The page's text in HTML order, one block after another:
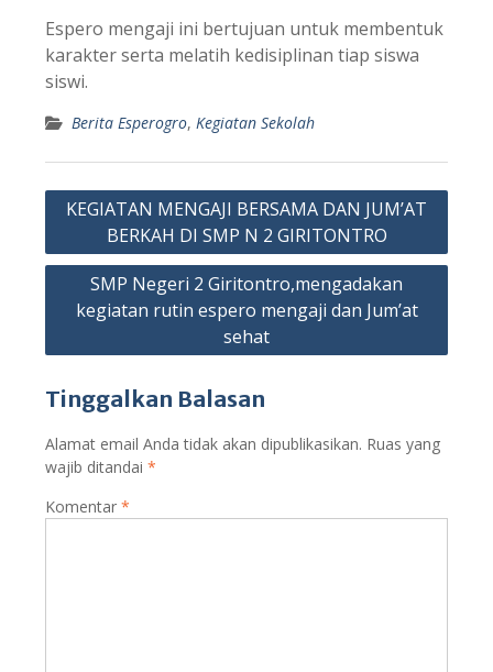
Espero mengaji ini bertujuan untuk membentuk
karakter serta melatih kedisiplinan tiap siswa
siswi.
Berita Esperogro, Kegiatan Sekolah
Navigasi
KEGIATAN MENGAJI BERSAMA DAN JUM’AT
BERKAH DI SMP N 2 GIRITONTRO
SMP Negeri 2 Giritontro,mengadakan
kegiatan rutin espero mengaji dan Jum’at
sehat
Tinggalkan Balasan
Alamat email Anda tidak akan dipublikasikan. Ruas yang
wajib ditandai *
Komentar *